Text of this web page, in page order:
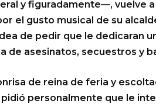
y figuradamente—, vuelve
el gusto musical de su
de pedir que le dedicaran
de asesinatos, secuestros y
de reina de feria y
pidió personalmente que le